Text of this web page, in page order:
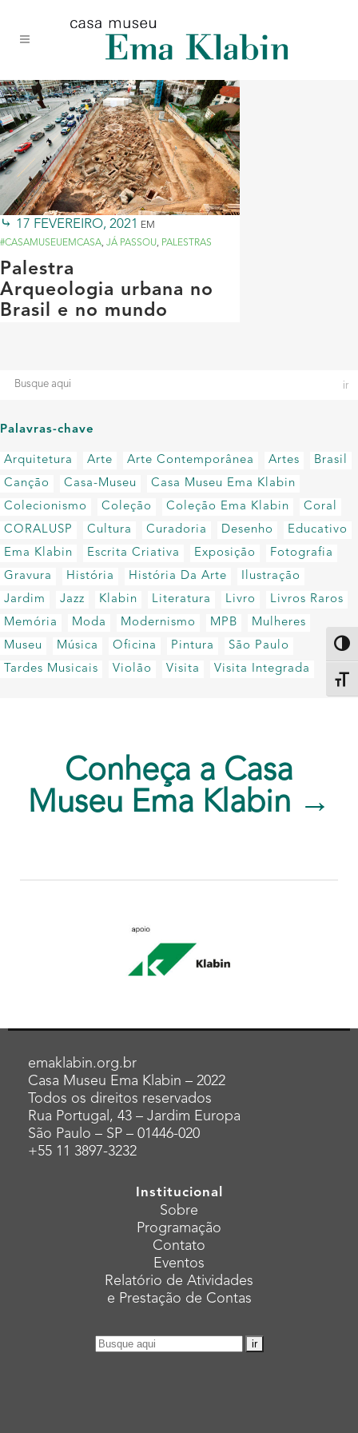
conteúdo
navegação
site
17 FEVEREIRO, 2021
EM
#CASAMUSEUEMCASA, JÁ PASSOU, PALESTRAS
Palestra
Arqueologia urbana no
Brasil e no mundo
Palavras-chave
Arquitetura Arte Arte Contemporânea Artes
Brasil
Canção
Casa-Museu
Casa Museu Ema Klabin
Colecionismo
Coleção Coleção Ema Klabin
Coral
CORALUSP
Cultura Curadoria Desenho
Educativo
Ema Klabin
Escrita Criativa Exposição
Fotografia
Gravura
História História Da Arte
Ilustração
Jardim
Jazz Klabin Literatura Livro
Livros Raros
Memória
Moda Modernismo MPB
Mulheres
Museu
Música Oficina Pintura
São Paulo
Tardes Musicais
Violão Visita Visita Integrada
Conheça a Casa
Museu Ema Klabin →
emaklabin.org.br
Casa Museu Ema Klabin – 2022
Todos os direitos reservados
Rua Portugal, 43 – Jardim Europa
São Paulo – SP – 01446-020
+55 11 3897-3232
Institucional
Sobre
Programação
Contato
Eventos
Relatório de Atividades
e Prestação de Contas